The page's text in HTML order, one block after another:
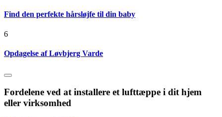
Find den perfekte hårsløjfe til din baby
6
Opdagelse af Løvbjerg Varde
Fordelene ved at installere et lufttæppe i dit hjem
eller virksomhed